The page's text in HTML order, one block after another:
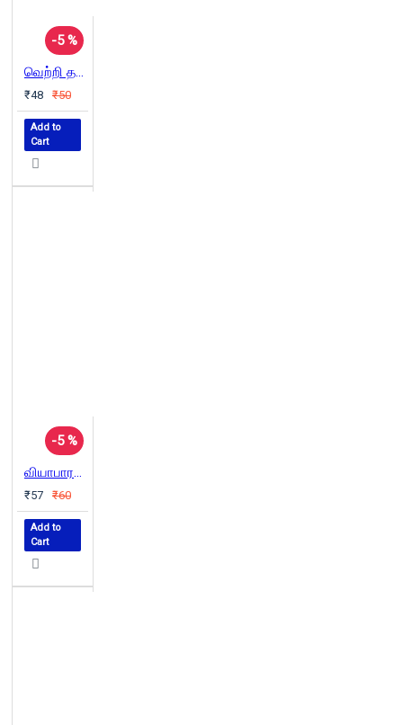
-5 %
வெற்றி தரும் வியாபாரத் திட்டம்
₹48 ₹50
Add to
Cart
-5 %
வியாபாரத்தை அதிகரிப்பது எப்படி
₹57 ₹60
Add to
Cart